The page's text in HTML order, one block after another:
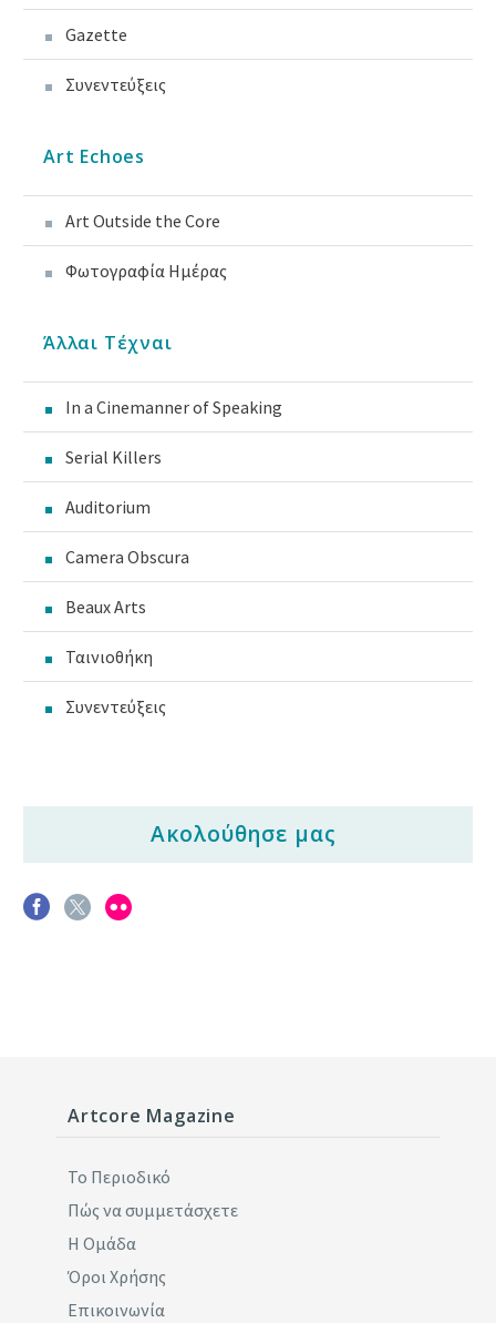
Gazette
Συνεντεύξεις
Art Echoes
Art Outside the Core
Φωτογραφία Ημέρας
Άλλαι Τέχναι
In a Cinemanner of Speaking
Serial Killers
Auditorium
Camera Obscura
Beaux Arts
Ταινιοθήκη
Συνεντεύξεις
Ακολούθησε μας
Artcore Magazine
Το Περιοδικό
Πώς να συμμετάσχετε
Η Ομάδα
Όροι Χρήσης
Επικοινωνία